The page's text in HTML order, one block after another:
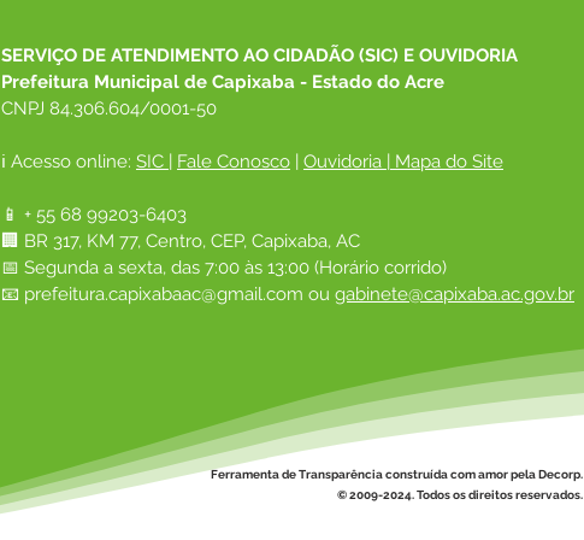
SERVIÇO DE ATENDIMENTO AO CIDADÃO (SIC) E OUVIDORIA
Prefeitura Municipal de Capixaba - Estado do Acre
CNPJ 84.306.604/0001-50
ℹ️ Acesso online: SIC | Fale Conosco | Ouvidoria | Mapa do Site
📱 + 55 68 99203-6403
🏢 BR 317, KM 77, Centro, CEP, Capixaba, AC
📅 Segunda a sexta, das 7:00 às 13:00 (Horário corrido)
📧 prefeitura.capixabaac@gmail.com ou gabinete@capixaba.ac.gov.br
Ferramenta de Transparência construída com amor pela Decorp.
© 2009-2024. Todos os direitos reservados.